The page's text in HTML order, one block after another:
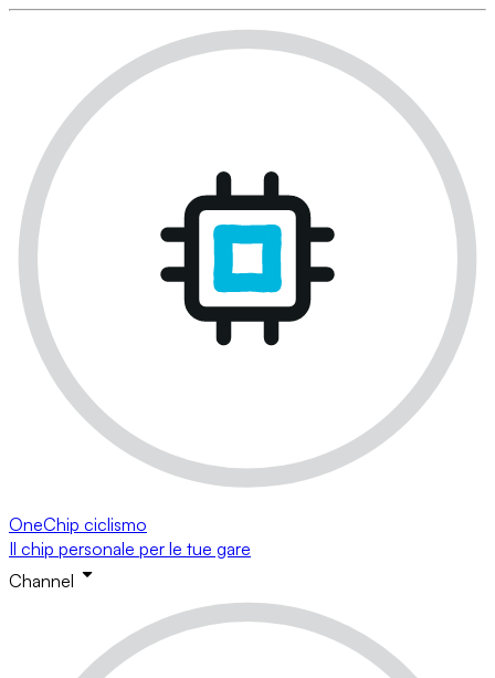
OneChip ciclismo
Il chip personale per le tue gare
Channel